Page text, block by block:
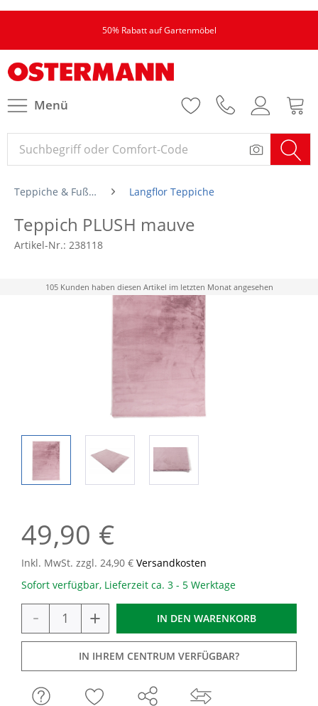
50% Rabatt auf Gartenmöbel
Menü
Teppiche & Fußmatten Langflor Teppiche
Teppich PLUSH mauve
Artikel-Nr.: 238118
105 Kunden haben diesen Artikel im letzten Monat angesehen
49,90 €
Inkl. MwSt. zzgl. 24,90 € Versandkosten
Sofort verfügbar, Lieferzeit ca. 3 - 5 Werktage
- + IN DEN WARENKORB
IN IHREM CENTRUM VERFÜGBAR?